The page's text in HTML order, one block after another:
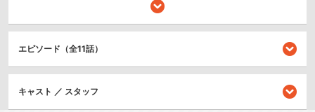
ら、それぞれが変わっていく中で変わらない少女“めんま”。ある日、“お
んまのお願い”を探るじんたん。そのめんまの願い事がきっかけとなり、
それぞれの領域でそれぞれの生活を送っていた幼馴染達は再びかつての
ように集まりはじめる。
恋愛/ラブコメ
ドラマ/青春
エピソード（全11話）
キャスト ／ スタッフ